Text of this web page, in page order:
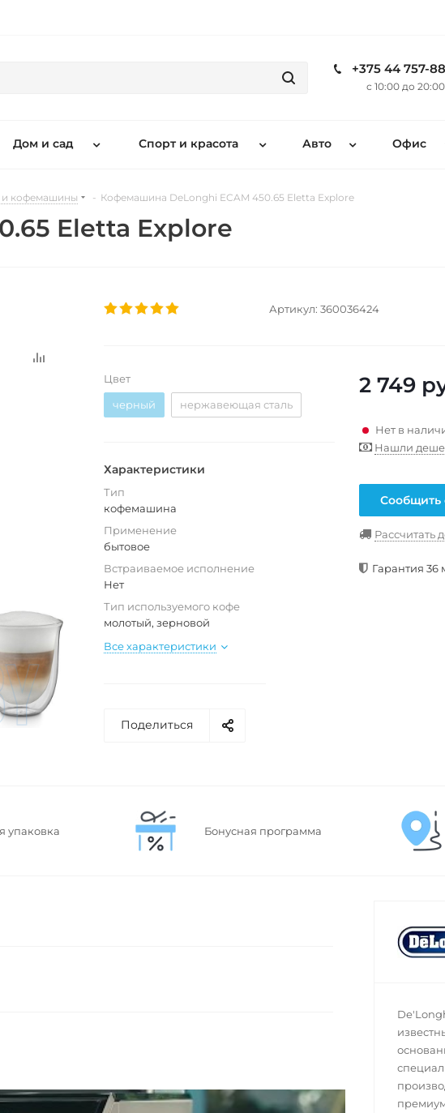
+375 44 757-
с 10:00 до 20:00
Дом и сад Спорт и красота Авто Офис
и кофемашины - Кофемашина DeLonghi ECAM 450.65 Eletta Explore
Eletta Explore
Артикул: 360036424
Цвет
черный
нержавеющая сталь
Характеристики
Тип
кофемашина
Применение
бытовое
Встраиваемое исполнение
Нет
Тип используемого кофе
молотый, зерновой
Все характеристики
2 749
Нет в
Нашли
Сообщить
Рассчитать
Гарантия 36
Поделиться
упаковка Бонусная программа